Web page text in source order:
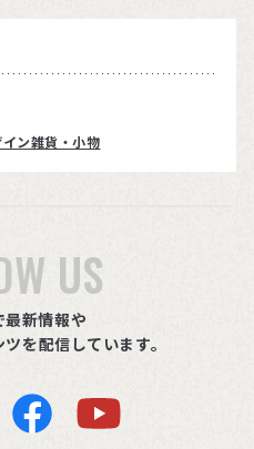
ン雑貨・小物
US
最新情報や
を配信しています。